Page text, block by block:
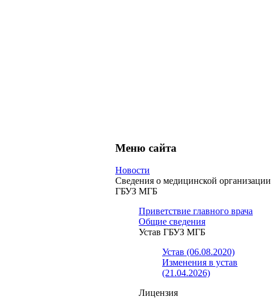
Меню сайта
Новости
Сведения о медицинской организации
ГБУЗ МГБ
Приветствие главного врача
Общие сведения
Устав ГБУЗ МГБ
Устав (06.08.2020)
Изменения в устав
(21.04.2026)
Лицензия